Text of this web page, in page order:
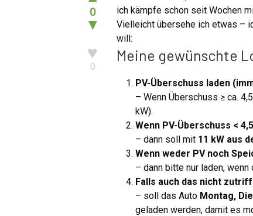
0
▼
♥
0
ich kämpfe schon seit Wochen
Vielleicht übersehe ich etwas –
will:
Meine gewünschte
PV-Überschuss laden
– Wenn Überschuss ≥ ca.
kW).
Wenn PV-Überschuss <
– dann soll mit 11 kW aus
Wenn weder PV noch
– dann bitte nur laden, wenn
Falls auch das nicht
– soll das Auto Montag,
geladen werden, damit es